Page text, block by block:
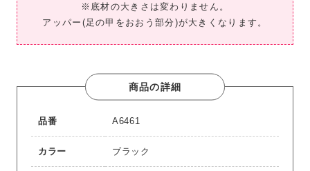
※底材の大きさは変わりません。
アッパー(足の甲をおおう部分)が大きくなります。
商品の詳細
品番 A6461
カラー ブラック